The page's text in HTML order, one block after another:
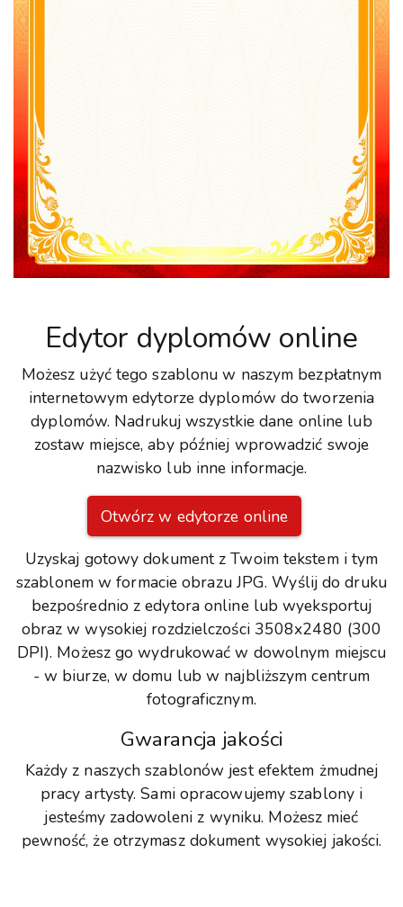
Edytor dyplomów online
Możesz użyć tego szablonu w naszym bezpłatnym
internetowym edytorze dyplomów do tworzenia
dyplomów. Nadrukuj wszystkie dane online lub
zostaw miejsce, aby później wprowadzić swoje
nazwisko lub inne informacje.
Otwórz w edytorze online
Uzyskaj gotowy dokument z Twoim tekstem i tym
szablonem w formacie obrazu JPG. Wyślij do druku
bezpośrednio z edytora online lub wyeksportuj
obraz w wysokiej rozdzielczości 3508x2480 (300
DPI). Możesz go wydrukować w dowolnym miejscu
- w biurze, w domu lub w najbliższym centrum
fotograficznym.
Gwarancja jakości
Każdy z naszych szablonów jest efektem żmudnej
pracy artysty. Sami opracowujemy szablony i
jesteśmy zadowoleni z wyniku. Możesz mieć
pewność, że otrzymasz dokument wysokiej jakości.